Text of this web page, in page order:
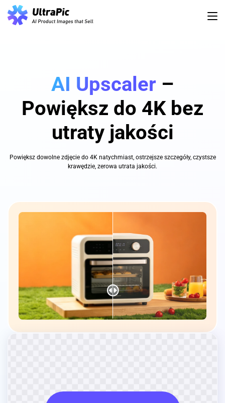
AI Upscaler –
Powiększ do 4K bez
utraty jakości
Powiększ dowolne zdjęcie do 4K natychmiast, ostrzejsze szczegóły, czystsze
krawędzie, zerowa utrata jakości.